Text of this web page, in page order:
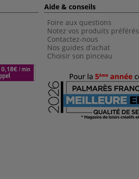
Aide & conseils
Foire aux questions
Notez vos produits préférés
Contactez-nous
Nos guides d'achat
Choisir son pinceau